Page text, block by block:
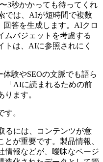
3秒かかっても待ってくれ
では、AIが短時間で複数
回答を生成します。AIクロ
ムバジェットを考慮する
トは、AIに参照されにく
験やSEOの文脈でも語ら
「AIに読まれるための前
ます。
。
るには、コンテンツが意
が重要です。製品情報、
情報などが、曖昧なページ